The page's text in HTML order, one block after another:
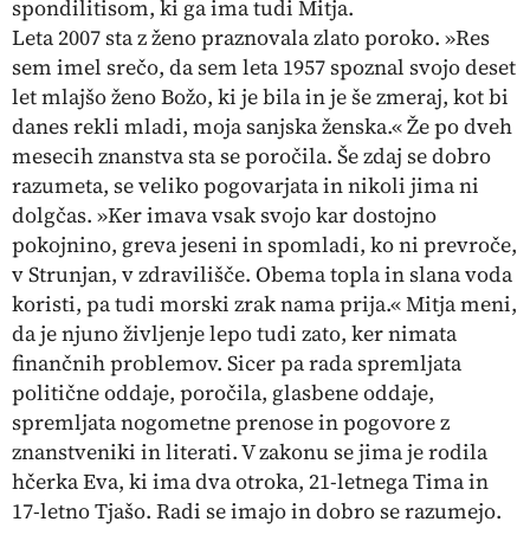
spondilitisom, ki ga ima tudi Mitja.
Leta 2007 sta z ženo praznovala zlato poroko. »Res
sem imel srečo, da sem leta 1957 spoznal svojo deset
let mlajšo ženo Božo, ki je bila in je še zmeraj, kot bi
danes rekli mladi, moja sanjska ženska.« Že po dveh
mesecih znanstva sta se poročila. Še zdaj se dobro
razumeta, se veliko pogovarjata in nikoli jima ni
dolgčas. »Ker imava vsak svojo kar dostojno
pokojnino, greva jeseni in spomladi, ko ni prevroče,
v Strunjan, v zdravilišče. Obema topla in slana voda
koristi, pa tudi morski zrak nama prija.« Mitja meni,
da je njuno življenje lepo tudi zato, ker nimata
finančnih problemov. Sicer pa rada spremljata
politične oddaje, poročila, glasbene oddaje,
spremljata nogometne prenose in pogovore z
znanstveniki in literati. V zakonu se jima je rodila
hčerka Eva, ki ima dva otroka, 21-letnega Tima in
17-letno Tjašo. Radi se imajo in dobro se razumejo.